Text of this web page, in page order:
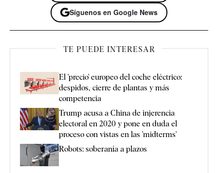
Síguenos en Google News
TE PUEDE INTERESAR
El 'precio' europeo del coche eléctrico:
despidos, cierre de plantas y más
competencia
Trump acusa a China de injerencia
electoral en 2020 y pone en duda el
proceso con vistas en las 'midterms'
Robots: soberanía a plazos